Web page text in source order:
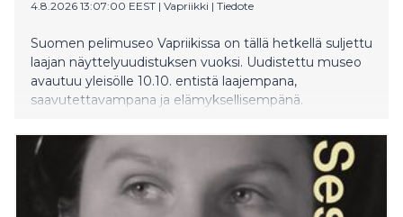
4.8.2026 13:07:00 EEST | Vapriikki | Tiedote
Suomen pelimuseo Vapriikissa on tällä hetkellä suljettu
laajan näyttelyuudistuksen vuoksi. Uudistettu museo
avautuu yleisölle 10.10. entistä laajempana,
saavutettavampana ja elämyksellisempänä.